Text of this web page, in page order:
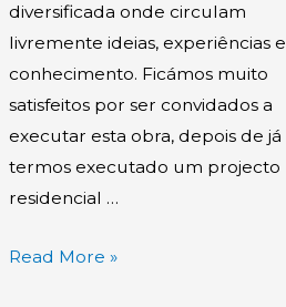
diversificada onde circulam
livremente ideias, experiências e
conhecimento. Ficámos muito
satisfeitos por ser convidados a
executar esta obra, depois de já
termos executado um projecto
residencial …
Read More »